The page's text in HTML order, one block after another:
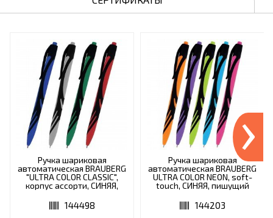
Ручка шариковая
автоматическая BRAUBERG
"ULTRA COLOR CLASSIC",
корпус ассорти, СИНЯЯ,
линия письма 0,35 мм,
144498
144498
Ручка шариковая
автоматическая BRAUBERG
ULTRA COLOR NEON, soft-
touch, СИНЯЯ, пишущий
0,35 мм, 144203
144203
›